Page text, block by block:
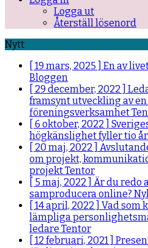
Logga ut
Återställ lösenord
Nytt
[ 19 mars, 2025 ] En av
Bloggen
[ 29 december, 2022 ]
framsynt utveckling av
föreningsverksamhet
[ 6 oktober, 2022 ]
högkänslighet fyller tio
[ 20 maj, 2022 ]
om projekt,
projektTentor
[ 5 maj, 2022 ] Är du redo
samproducera online?
[ 14 april, 2022 ] Vad som
lämpliga
ledare Tentor
[ 12 februari, 2021 ]